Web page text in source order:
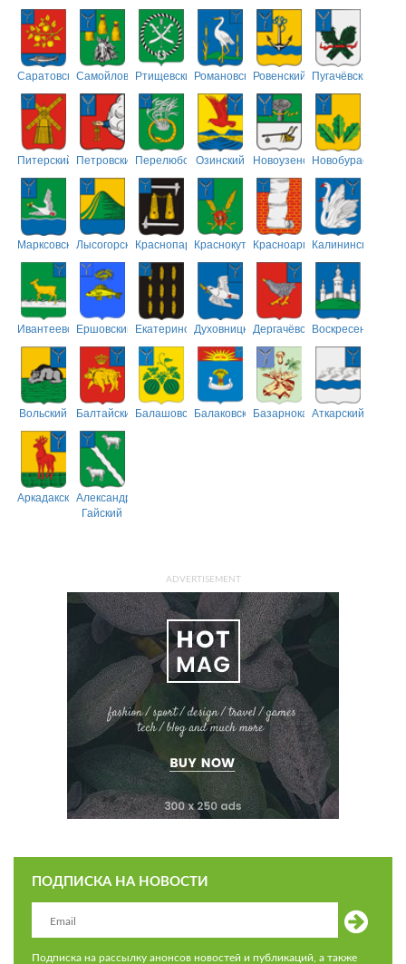
СаратовскийСамойловскийРтищевскийРомановскийРовенский Пугачёвский
Питерский ПетровскийПерелюбскийОзинский НовоузенскийНовобурасский
МарксовскийЛысогорскийКраснопартизанский
КраснокутскийКрасноармейский
Калининский
ИвантеевскийЕршовский ЕкатериновскийДуховницкийДергачёвскийВоскресенский
Вольский БалтайскийБалашовскийБалаковскийБазарнокарабулакский
Аткарский
АркадакскийАлександрово-
Гайский
ADVERTISEMENT
ПОДПИСКА НА НОВОСТИ
Подписка на рассылку анонсов новостей и публикаций, а также